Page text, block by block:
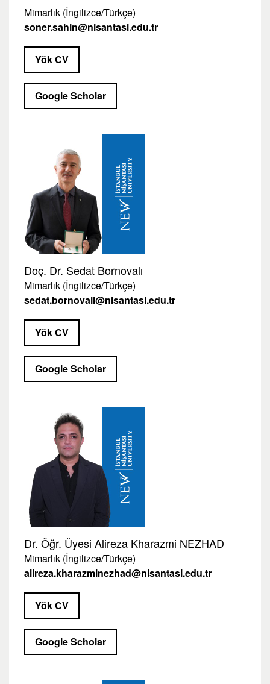
Mimarlık (İngilizce/Türkçe)
soner.sahin@nisantasi.edu.tr
Yök CV
Google Scholar
Doç. Dr. Sedat Bornovalı
Mimarlık (İngilizce/Türkçe)
sedat.bornovali@nisantasi.edu.tr
Yök CV
Google Scholar
Dr. Öğr. Üyesi Alireza Kharazmi NEZHAD
Mimarlık (İngilizce/Türkçe)
alireza.kharazminezhad@nisantasi.edu.tr
Yök CV
Google Scholar